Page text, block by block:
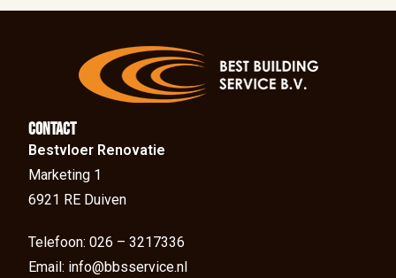
Contact
Bestvloer Renovatie
Marketing 1
6921 RE Duiven
Telefoon: 026 – 3217336
Email: info@bbsservice.nl